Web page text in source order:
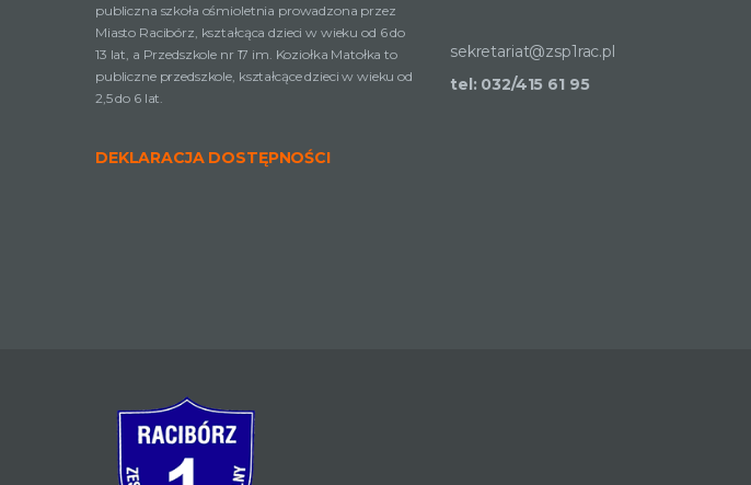
publiczna szkoła ośmioletnia prowadzona przez
Miasto Racibórz, kształcąca dzieci w wieku od 6 do
13 lat, a Przedszkole nr 17 im. Koziołka Matołka to
publiczne przedszkole, kształcące dzieci w wieku od
2,5 do 6 lat.
DEKLARACJA DOSTĘPNOŚCI
sekretariat@zsp1rac.pl
tel: 032/415 61 95